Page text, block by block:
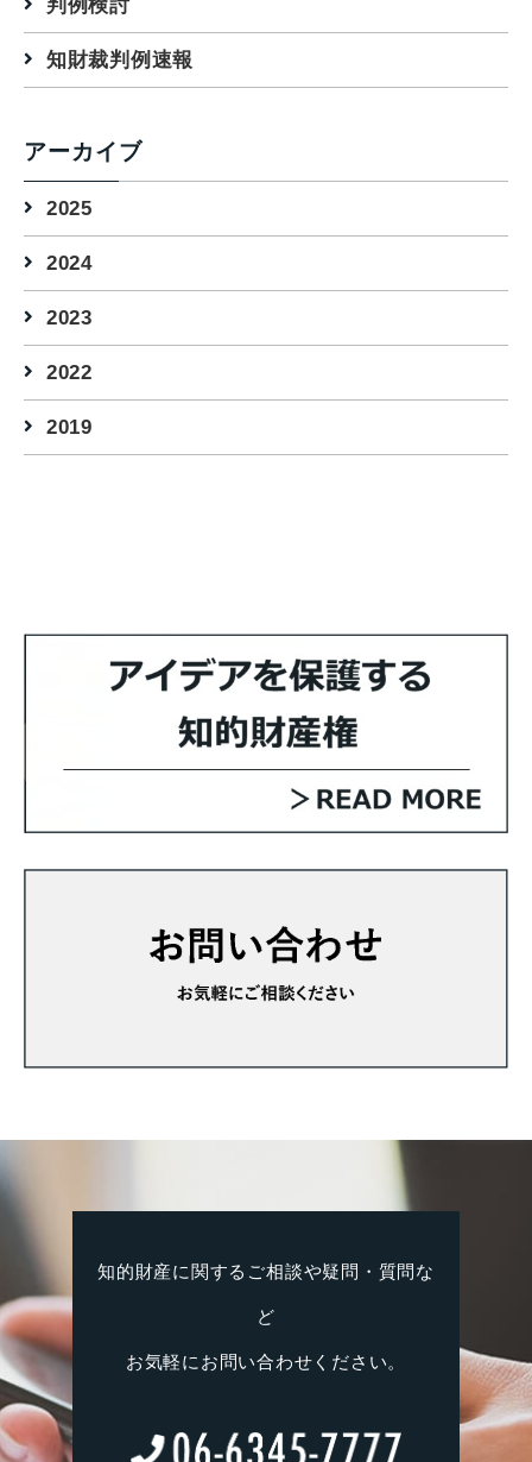
判例検討
知財裁判例速報
アーカイブ
2025
2024
2023
2022
2019
知的財産に関するご相談や疑問・質問な
ど
お気軽にお問い合わせください。